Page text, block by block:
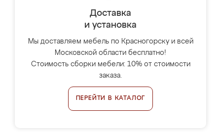
Доставка
и установка
Мы доставляем мебель по Красногорску и всей
Московской области бесплатно!
Стоимость сборки мебели: 10% от стоимости
заказа.
ПЕРЕЙТИ В КАТАЛОГ